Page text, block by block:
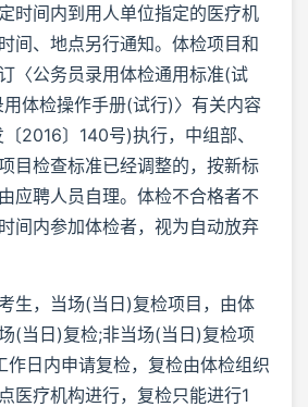
时间内到用人单位指定的医疗机
间、地点另行通知。体检项目和
〈公务员录用体检通用标准(试
体检操作手册(试行)〉有关内容
2016〕140号)执行，中组部、
目检查标准已经调整的，按新标
应聘人员自理。体检不合格者不
间内参加体检者，视为自动放弃
生，当场(当日)复检项目，由体
(当日)复检;非当场(当日)复检项
作日内申请复检，复检由体检组织
医疗机构进行，复检只能进行1